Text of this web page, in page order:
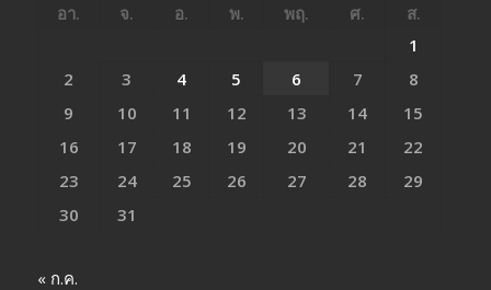
อา. จ. อ. พ. พฤ. ศ.
ส.
1
2
3 4 5 6 7
8
9
10 11 12 13 14
15
16
17 18 19 20 21
22
23
24 25 26 27 28
29
30
31
« ก.ค.